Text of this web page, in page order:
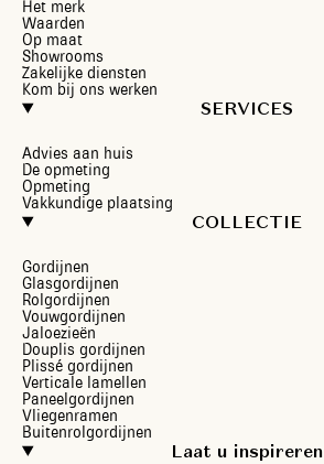
Het merk
Waarden
Op maat
Showrooms
Zakelijke diensten
Kom bij ons werken
SERVICES
Advies aan huis
De opmeting
Opmeting
Vakkundige plaatsing
COLLECTIE
Gordijnen
Glasgordijnen
Rolgordijnen
Vouwgordijnen
Jaloezieën
Douplis gordijnen
Plissé gordijnen
Verticale lamellen
Paneelgordijnen
Vliegenramen
Buitenrolgordijnen
Laat u inspireren